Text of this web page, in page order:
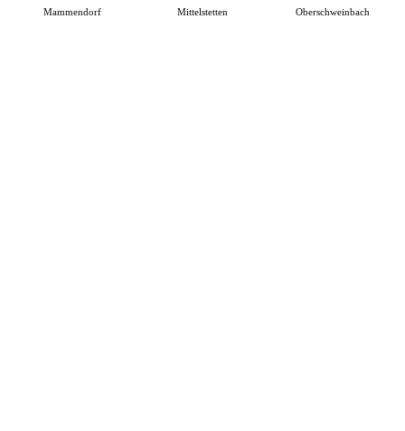
Mammendorf Mittelstetten Oberschweinbach